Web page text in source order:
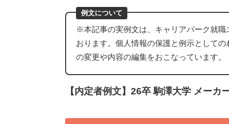
例文について
※本記事の実例文は、キャリアパーク就
おります。個人情報の保護と例示として
の変更や内容の編集をおこなっています。
【内定者例文】26卒 駒澤大学 メーカ